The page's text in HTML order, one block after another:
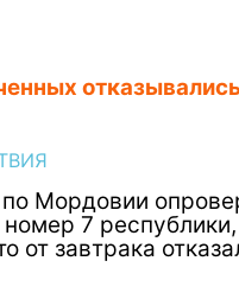
Мордовии
7
от завтрака